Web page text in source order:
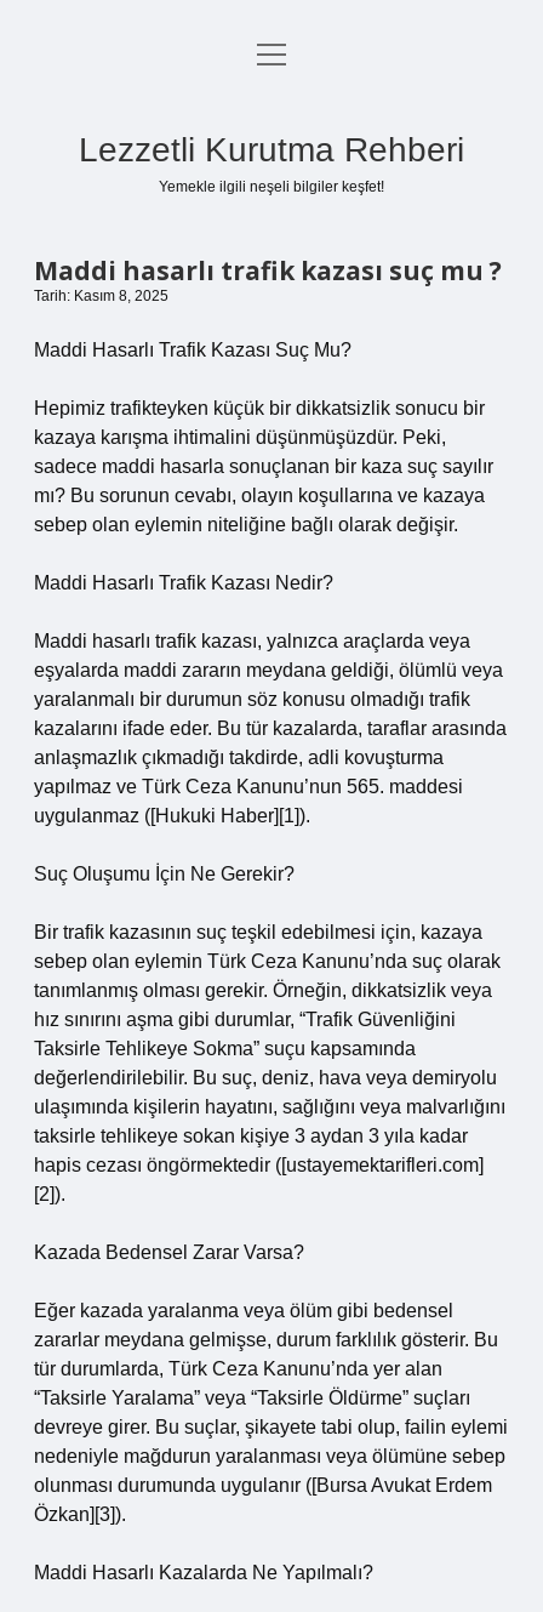
Anasayfa
menüyü
Lezzetli Kurutma Rehberi
Yemekle ilgili neşeli bilgiler keşfet!
Maddi hasarlı trafik kazası suç mu ?
Tarih: Kasım 8, 2025
Maddi Hasarlı Trafik Kazası Suç Mu?
Hepimiz trafikteyken küçük bir dikkatsizlik sonucu bir
kazaya karışma ihtimalini düşünmüşüzdür. Peki,
sadece maddi hasarla sonuçlanan bir kaza suç sayılır
mı? Bu sorunun cevabı, olayın koşullarına ve kazaya
sebep olan eylemin niteliğine bağlı olarak değişir.
Maddi Hasarlı Trafik Kazası Nedir?
Maddi hasarlı trafik kazası, yalnızca araçlarda veya
eşyalarda maddi zararın meydana geldiği, ölümlü veya
yaralanmalı bir durumun söz konusu olmadığı trafik
kazalarını ifade eder. Bu tür kazalarda, taraflar arasında
anlaşmazlık çıkmadığı takdirde, adli kovuşturma
yapılmaz ve Türk Ceza Kanunu’nun 565. maddesi
uygulanmaz ([Hukuki Haber][1]).
Suç Oluşumu İçin Ne Gerekir?
Bir trafik kazasının suç teşkil edebilmesi için, kazaya
sebep olan eylemin Türk Ceza Kanunu’nda suç olarak
tanımlanmış olması gerekir. Örneğin, dikkatsizlik veya
hız sınırını aşma gibi durumlar, “Trafik Güvenliğini
Taksirle Tehlikeye Sokma” suçu kapsamında
değerlendirilebilir. Bu suç, deniz, hava veya demiryolu
ulaşımında kişilerin hayatını, sağlığını veya malvarlığını
taksirle tehlikeye sokan kişiye 3 aydan 3 yıla kadar
hapis cezası öngörmektedir ([ustayemektarifleri.com]
[2]).
Kazada Bedensel Zarar Varsa?
Eğer kazada yaralanma veya ölüm gibi bedensel
zararlar meydana gelmişse, durum farklılık gösterir. Bu
tür durumlarda, Türk Ceza Kanunu’nda yer alan
“Taksirle Yaralama” veya “Taksirle Öldürme” suçları
devreye girer. Bu suçlar, şikayete tabi olup, failin eylemi
nedeniyle mağdurun yaralanması veya ölümüne sebep
olunması durumunda uygulanır ([Bursa Avukat Erdem
Özkan][3]).
Maddi Hasarlı Kazalarda Ne Yapılmalı?